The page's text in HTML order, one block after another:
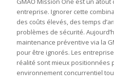
entreprise. Ignorer cette
des coûts élevés, des temps
problèmes de sécurité.
maintenance préventive via la
pour être ignorés. Les
réalité sont mieux positionnées
environnement concurrentiel